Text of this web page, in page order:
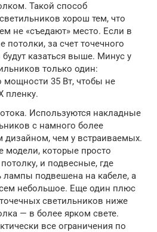
Такой способ
хорош тем, что
не «съедают» место. Если в
потолки, за счет точечного
казаться выше. Минус у
только один:
мощности 35 Вт, чтобы не
пленку.
Используются накладные
с намного более
дизайном, чем у встраиваемых.
модели, которые просто
и подвесные, где
лампы подвешена на кабеле, а
небольшое. Еще один плюс
светильников ниже
— в более ярком свете.
все ограничения по